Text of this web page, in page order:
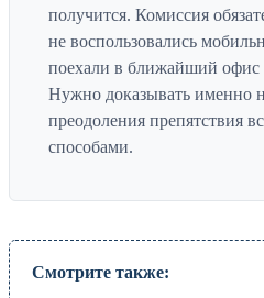
получится. Комиссия
не воспользовались
поехали в ближайший офис
Нужно доказывать именно
преодоления препятствия
способами.
Смотрите также: